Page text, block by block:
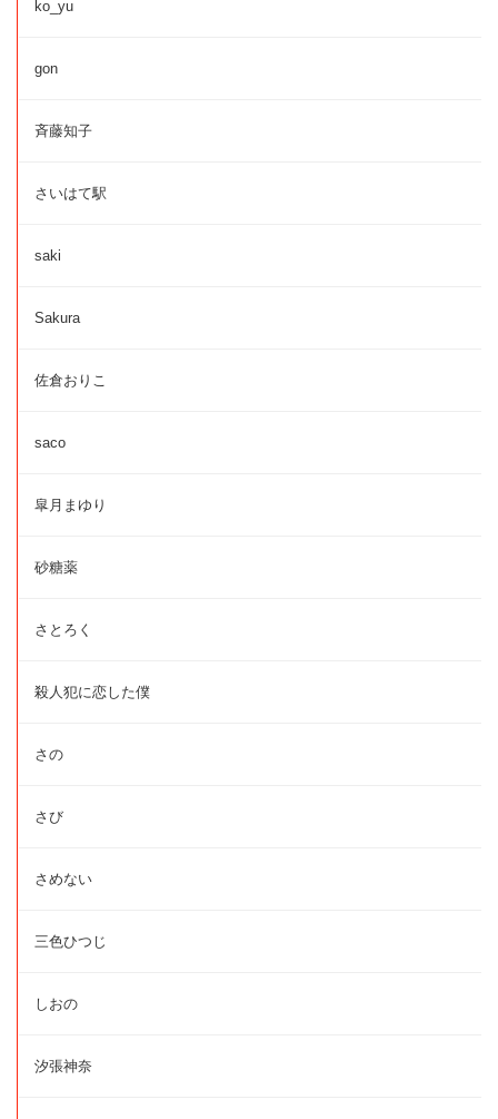
ko_yu
gon
斉藤知子
さいはて駅
saki
Sakura
佐倉おりこ
saco
皐月まゆり
砂糖薬
さとろく
殺人犯に恋した僕
さの
さび
さめない
三色ひつじ
しおの
汐張神奈